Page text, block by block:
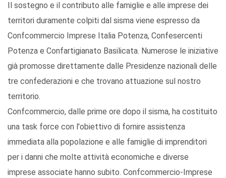
Il sostegno e il contributo alle famiglie e alle imprese dei
territori duramente colpiti dal sisma viene espresso da
Confcommercio Imprese Italia Potenza, Confesercenti
Potenza e Confartigianato Basilicata. Numerose le iniziative
già promosse direttamente dalle Presidenze nazionali delle
tre confederazioni e che trovano attuazione sul nostro
territorio.
Confcommercio, dalle prime ore dopo il sisma, ha costituito
una task force con l'obiettivo di fornire assistenza
immediata alla popolazione e alle famiglie di imprenditori
per i danni che molte attività economiche e diverse
imprese associate hanno subito. Confcommercio-Imprese